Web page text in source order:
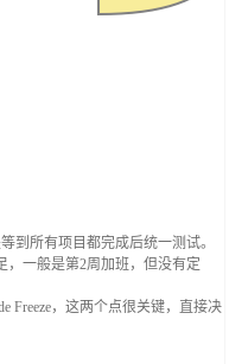
到所有项目都完成后统一测试。
，一般是第2周加班，但没有定
Freeze，这两个点很关键，直接决